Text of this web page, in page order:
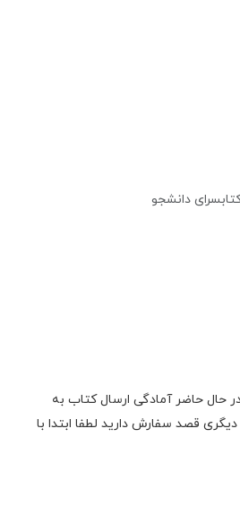
دانشجو
حال حاضر آمادگی ارسال کتاب به
دیگری قصد سفارش دارید لطفا ابتدا با